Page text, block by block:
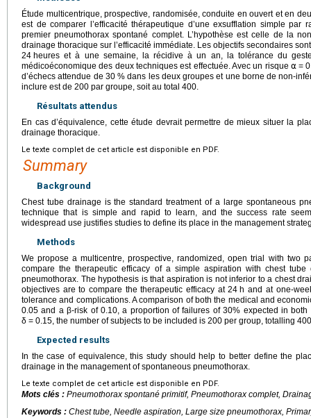
Étude multicentrique, prospective, randomisée, conduite en ouvert et en
est de comparer l’efficacité thérapeutique d’une exsufflation simple par
premier pneumothorax spontané complet. L’hypothèse est celle de la
drainage thoracique sur l’efficacité immédiate. Les objectifs secondaires
24 heures et à une semaine, la récidive à un an, la tolérance du
médicoéconomique des deux techniques est effectuée. Avec un risque ⍺ =
d’échecs attendue de 30 % dans les deux groupes et une borne de non-
inclure est de 200 par groupe, soit au total 400.
Résultats attendus
En cas d’équivalence, cette étude devrait permettre de mieux situer la
drainage thoracique.
Le texte complet de cet article est disponible en PDF.
Summary
Background
Chest tube drainage is the standard treatment of a large spontaneous
technique that is simple and rapid to learn, and the success rate
widespread use justifies studies to define its place in the management
Methods
We propose a multicentre, prospective, randomized, open trial with two
compare the therapeutic efficacy of a simple aspiration with chest
pneumothorax. The hypothesis is that aspiration is not inferior to a chest
objectives are to compare the therapeutic efficacy at 24 h and at one-
tolerance and complications. A comparison of both the medical and
0.05 and a β-risk of 0.10, a proportion of failures of 30% expected in
δ = 0.15, the number of subjects to be included is 200 per group, totalling
Expected results
In the case of equivalence, this study should help to better define the
drainage in the management of spontaneous pneumothorax.
Le texte complet de cet article est disponible en PDF.
Mots clés : Pneumothorax spontané primitif, Pneumothorax complet,
Keywords : Chest tube, Needle aspiration, Large size pneumothorax,